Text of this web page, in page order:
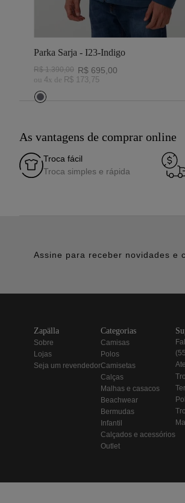
Parka Sarja - I23-Indigo
R$ 1.390,00 R$ 695 00
ou 4x de R$ 173 75
As vantagens de comprar online
Troca fácil
Troca simples e rápida
Assine para receber novidades e
zapälla
sobre
lojas
seja um revendedor
categorias
camisas
polos
camisetas
calças
malhas e casacos
beachwear
bermudas
infantil
calçados e acessórios
outlet